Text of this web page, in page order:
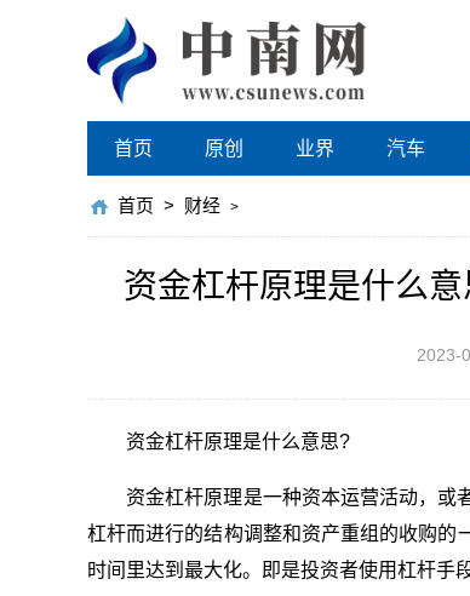
首页 原创 业界 汽车
首页 > 财经 >
资金杠杆原理是什么
2023-
资金杠杆原理是什么意思?
资金杠杆原理是一种资本运营活动，或
杠杆而进行的结构调整和资产重组的收购的
时间里达到最大化。即是投资者使用杠杆手